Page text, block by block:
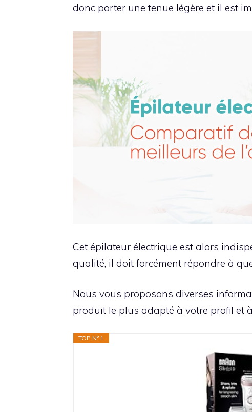
donc porter une tenue légère et il est
Cet épilateur électrique est alors
qualité, il doit forcément répondre à
Nous vous proposons diverses
produit le plus adapté à votre profil et
TOP N° 1